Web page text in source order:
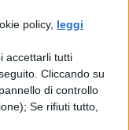
policy, leggi
accettarli tutti
Cliccando su
di controllo
Se rifiuti tutto,
questo
tempo,
così la
Londra, che
mettere i voti